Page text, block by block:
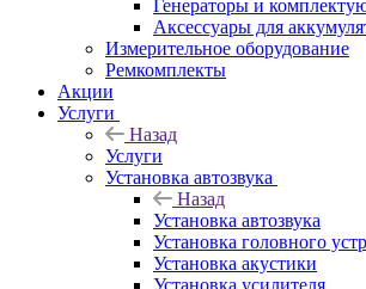
Генераторы и
Аксессуары для
Измерительное оборудование
Ремкомплекты
Акции
Услуги
Назад
Услуги
Установка автозвука
Назад
Установка автозвука
Установка головного
Установка акустики
Установка усилителя